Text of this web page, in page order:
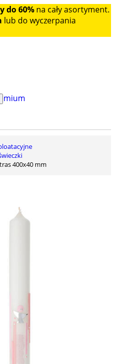
do 60% na cały asortyment.
lub do wyczerpania
400x40 mm